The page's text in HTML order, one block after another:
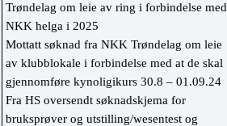
Trøndelag om leie av ring i forbindelse med
NKK helga i 2025
Mottatt søknad fra NKK Trøndelag om leie
av klubblokale i forbindelse med at de skal
gjennomføre kynoligikurs 30.8 – 01.09.24
Fra HS oversendt søknadskjema for
bruksprøver og utstilling/wesentest og